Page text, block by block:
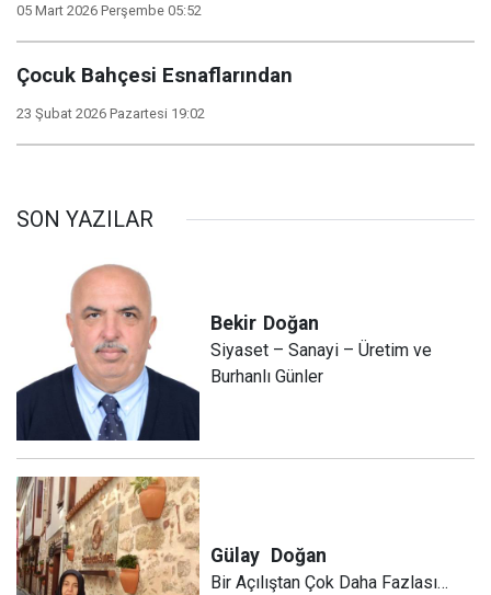
05 Mart 2026 Perşembe 05:52
Çocuk Bahçesi Esnaflarından
23 Şubat 2026 Pazartesi 19:02
SON YAZILAR
Bekir Doğan
Siyaset – Sanayi – Üretim ve
Burhanlı Günler
Gülay Doğan
Bir Açılıştan Çok Daha Fazlası…